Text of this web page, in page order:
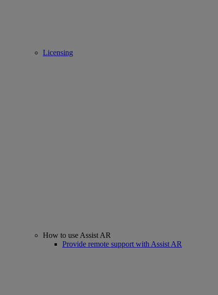
Licensing
How to use Assist AR
Provide remote support with Assist AR